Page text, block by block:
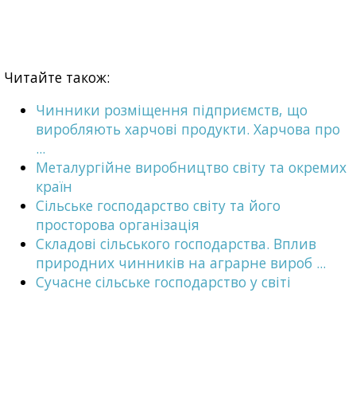
Читайте також:
Чинники розміщення підприємств, що
виробляють харчові продукти. Харчова про
...
Металургійне виробництво світу та окремих
країн
Сільське господарство світу та його
просторова організація
Складові сільського господарства. Вплив
природних чинників на аграрне вироб ...
Сучасне сільське господарство у світі